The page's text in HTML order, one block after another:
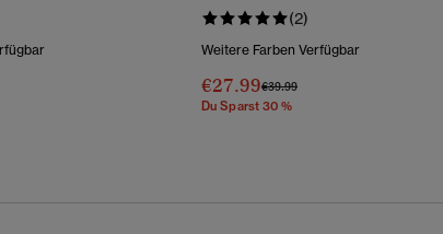
(2)
Weitere Farben Verfügbar
€27.99Preis Wurde Reduziert Von
€39.99Bis
Du Sparst 30 %